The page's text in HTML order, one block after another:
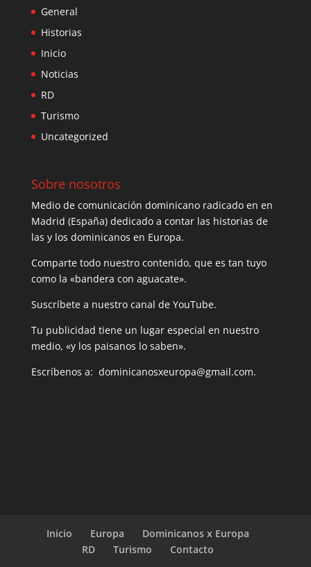
General
Historias
Inicio
Noticias
RD
Turismo
Uncategorized
Sobre nosotros
Medio de comunicación dominicano radicado en en
Madrid (España) dedicado a contar las historias de
las y los dominicanos en Europa.
Comparte todo nuestro contenido, que es tan tuyo
como la «bandera con aguacate».
Suscríbete a nuestro canal de YouTube.
Tu publicidad tiene un lugar especial en nuestro
medio, «y los paisanos lo saben».
Escríbenos a: dominicanosxeuropa@gmail.com.
Inicio Europa
Dominicanos x Europa
RD
Turismo Contacto